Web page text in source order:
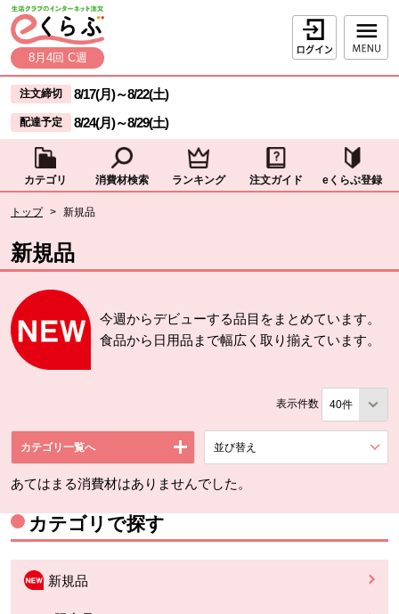
ページの先頭です。
本文へジャンプする。
8月4回 C週
ログイン
ここからサイト内共通メニューです。
サイト内共通メニューをスキップする
注文締切 8/17(月)～8/22(土)
配達予定 8/24(月)～8/29(土)
カテゴリ 消費材検索 ランキング 注文ガイド eくらぶ登録
トップ > 新規品
新規品
今週からデビューする品目をまとめています。
食品から日用品まで幅広く取り揃えています。
表示件数
カテゴリ一覧へ 並び替え
あてはまる消費材はありませんでした。
カテゴリで探す
新規品